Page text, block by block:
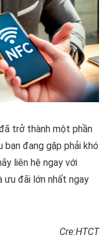
trở thành một phần
đang gặp phải khó
liên hệ ngay với
đãi lớn nhất ngay
Cre:HTCT